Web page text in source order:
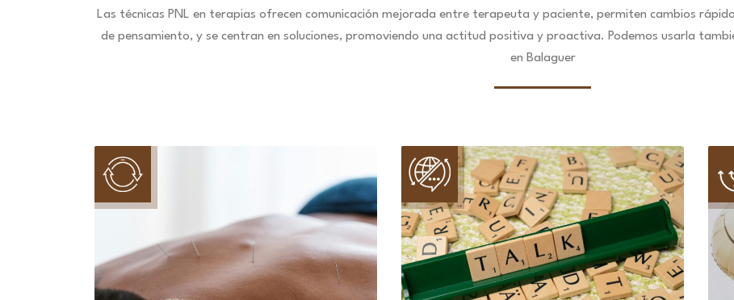
Las técnicas PNL en terapias ofrecen comunicación mejorada entre terapeuta y paciente, permiten cambios
de pensamiento, y se centran en soluciones, promoviendo una actitud positiva y proactiva. Podemos usarla
en Balaguer